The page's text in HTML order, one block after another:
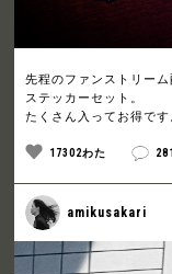
先程のファンストリー
ステッカーセット。
たくさん入ってお得です
17302わた
amikusakari